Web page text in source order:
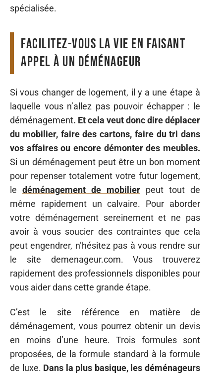
spécialisée.
Facilitez-vous la vie en faisant
appel à un déménageur
Si vous changer de logement, il y a une étape à
laquelle vous n’allez pas pouvoir échapper : le
déménagement. Et cela veut donc dire déplacer
du mobilier, faire des cartons, faire du tri dans
vos affaires ou encore démonter des meubles.
Si un déménagement peut être un bon moment
pour repenser totalement votre futur logement,
le déménagement de mobilier peut tout de
même rapidement un calvaire. Pour aborder
votre déménagement sereinement et ne pas
avoir à vous soucier des contraintes que cela
peut engendrer, n’hésitez pas à vous rendre sur
le site demenageur.com. Vous trouverez
rapidement des professionnels disponibles pour
vous aider dans cette grande étape.
C’est le site référence en matière de
déménagement, vous pourrez obtenir un devis
en moins d’une heure. Trois formules sont
proposées, de la formule standard à la formule
de luxe. Dans la plus basique, les déménageurs